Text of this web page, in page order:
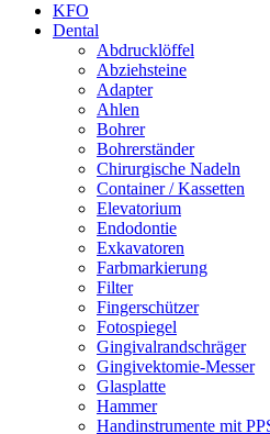
KFO
Dental
Abdrucklöffel
Abziehsteine
Adapter
Ahlen
Bohrer
Bohrerständer
Chirurgische Nadeln
Container / Kassetten
Elevatorium
Endodontie
Exkavatoren
Farbmarkierung
Filter
Fingerschützer
Fotospiegel
Gingivalrandschräger
Gingivektomie-Messer
Glasplatte
Hammer
Handinstrumente mit